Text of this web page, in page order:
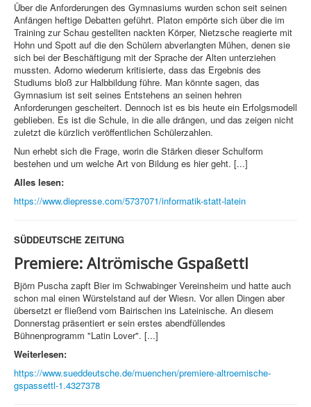
Über die Anforderungen des Gymnasiums wurden schon seit seinen
Anfängen heftige Debatten geführt. Platon empörte sich über die im
Training zur Schau gestellten nackten Körper, Nietzsche reagierte mit
Hohn und Spott auf die den Schülern abverlangten Mühen, denen sie
sich bei der Beschäftigung mit der Sprache der Alten unterziehen
mussten. Adorno wiederum kritisierte, dass das Ergebnis des
Studiums bloß zur Halbbildung führe. Man könnte sagen, das
Gymnasium ist seit seines Entstehens an seinen hehren
Anforderungen gescheitert. Dennoch ist es bis heute ein Erfolgsmodell
geblieben. Es ist die Schule, in die alle drängen, und das zeigen nicht
zuletzt die kürzlich veröffentlichen Schülerzahlen.
Nun erhebt sich die Frage, worin die Stärken dieser Schulform
bestehen und um welche Art von Bildung es hier geht. [...]
Alles lesen:
https://www.diepresse.com/5737071/informatik-statt-latein
SÜDDEUTSCHE ZEITUNG
Premiere: Altrömische Gspaßettl
Björn Puscha zapft Bier im Schwabinger Vereinsheim und hatte auch
schon mal einen Würstelstand auf der Wiesn. Vor allen Dingen aber
übersetzt er fließend vom Bairischen ins Lateinische. An diesem
Donnerstag präsentiert er sein erstes abendfüllendes
Bühnenprogramm "Latin Lover". [...]
Weiterlesen:
https://www.sueddeutsche.de/muenchen/premiere-altroemische-
gspassettl-1.4327378